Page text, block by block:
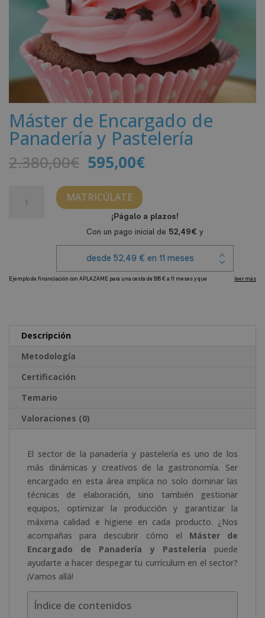
Máster de Encargado de
Panadería y Pastelería
2.380,00€ El
precio
original
era:
2.380,00€.
595,00€El
595,00€.
Pastelería
MATRICÚLATE
Descripción
Metodología
Certificación
Temario
Valoraciones (0)
El sector de la panadería y pastelería es uno de los
más dinámicas y creativos de la gastronomía. Ser
encargado en esta área implica no solo dominar las
técnicas de elaboración, sino también gestionar
equipos, optimizar la producción y garantizar la
máxima calidad e higiene en cada producto. ¿Nos
acompañas para descubrir cómo el Máster de
Encargado de Panadería y Pastelería puede
ayudarte a hacer despegar tu currículum en el sector?
¡Vamos allá!
Índice de contenidos